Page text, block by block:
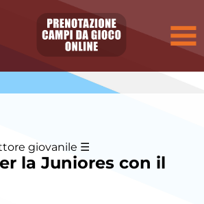
giovanile
la Juniores con il